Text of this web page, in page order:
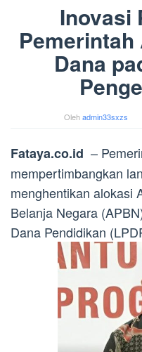
Inovasi
Dana
Olehadmin33sxzs
Fataya.co.id –
mempertimbangkan
menghentikan alokasi
Belanja Negara
Dana Pendidikan